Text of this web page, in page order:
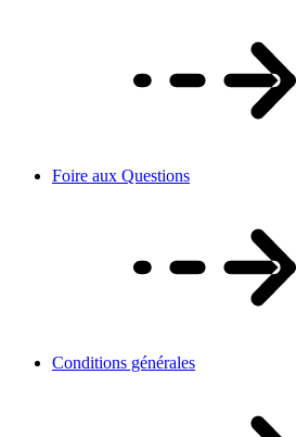
Foire aux Questions
Conditions générales